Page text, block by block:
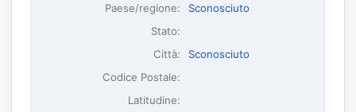
Paese/regione:
Sconosciuto
Stato:
Città:
Sconosciuto
Codice Postale:
Latitudine: